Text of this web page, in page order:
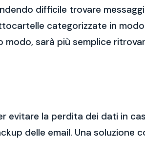
difficile trovare
categorizzate in
sarà più semplice
evitare la perdita dei dati in
delle email. Una soluzione